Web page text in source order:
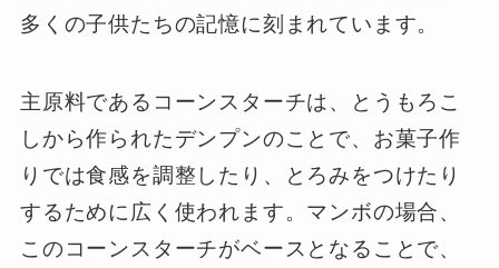
多くの子供たちの記憶に刻まれています。
主原料であるコーンスターチは、とうもろこ
しから作られたデンプンのことで、お菓子作
りでは食感を調整したり、とろみをつけたり
するために広く使われます。マンボの場合、
このコーンスターチがベースとなることで、